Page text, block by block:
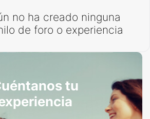
no ha creado ninguna
de foro o experiencia
tu